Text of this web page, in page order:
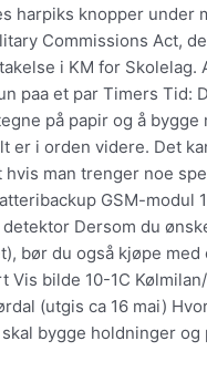
harpiks knopper under
Commissions Act,
i KM for Skolelag.
paa et par Timers Tid:
på papir og å bygge
er i orden videre. Det
man trenger noe
GSM-modul
Dersom du
bør du også kjøpe med
Vis bilde 10-1C
(utgis ca 16 mai)
bygge holdninger og